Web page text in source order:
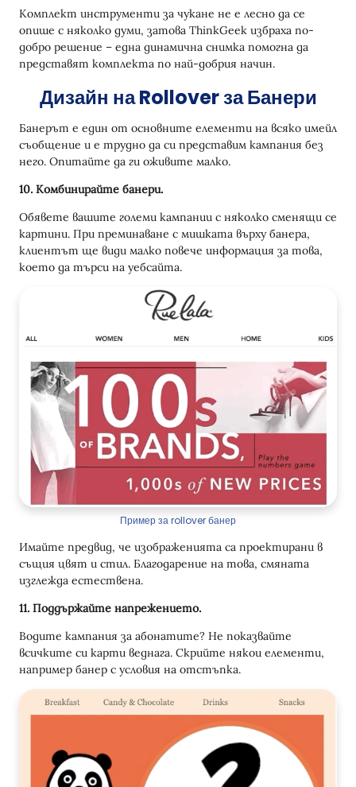
Комплект инструменти за чукане не е лесно да се
опише с няколко думи, затова ThinkGeek избраха по-
добро решение – една динамична снимка помогна да
представят комплекта по най-добрия начин.
Дизайн на Rollover за Банери
Банерът е един от основните елементи на всяко имейл
съобщение и е трудно да си представим кампания без
него. Опитайте да ги оживите малко.
10. Комбинирайте банери.
Обявете вашите големи кампании с няколко сменящи се
картини. При преминаване с мишката върху банера,
клиентът ще види малко повече информация за това,
което да търси на уебсайта.
Пример за rollover банер
Имайте предвид, че изображенията са проектирани в
същия цвят и стил. Благодарение на това, смяната
изглежда естествена.
11. Поддържайте напрежението.
Водите кампания за абонатите? Не показвайте
всичките си карти веднага. Скрийте някои елементи,
например банер с условия на отстъпка.